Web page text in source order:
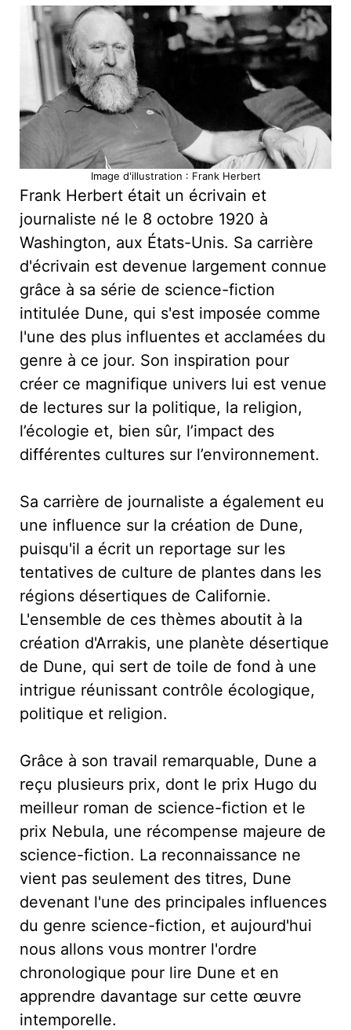
Image d'illustration : Frank Herbert
Frank Herbert était un écrivain et
journaliste né le 8 octobre 1920 à
Washington, aux États-Unis. Sa carrière
d'écrivain est devenue largement connue
grâce à sa série de science-fiction
intitulée Dune, qui s'est imposée comme
l'une des plus influentes et acclamées du
genre à ce jour. Son inspiration pour
créer ce magnifique univers lui est venue
de lectures sur la politique, la religion,
l’écologie et, bien sûr, l’impact des
différentes cultures sur l’environnement.
Sa carrière de journaliste a également eu
une influence sur la création de Dune,
puisqu'il a écrit un reportage sur les
tentatives de culture de plantes dans les
régions désertiques de Californie.
L'ensemble de ces thèmes aboutit à la
création d'Arrakis, une planète désertique
de Dune, qui sert de toile de fond à une
intrigue réunissant contrôle écologique,
politique et religion.
Grâce à son travail remarquable, Dune a
reçu plusieurs prix, dont le prix Hugo du
meilleur roman de science-fiction et le
prix Nebula, une récompense majeure de
science-fiction. La reconnaissance ne
vient pas seulement des titres, Dune
devenant l'une des principales influences
du genre science-fiction, et aujourd'hui
nous allons vous montrer l'ordre
chronologique pour lire Dune et en
apprendre davantage sur cette œuvre
intemporelle.